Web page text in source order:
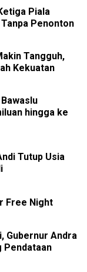
Piala
Penonton
Tangguh,
Kekuatan
hingga ke
Tutup Usia
Free Night
Gubernur Andra
Pendataan